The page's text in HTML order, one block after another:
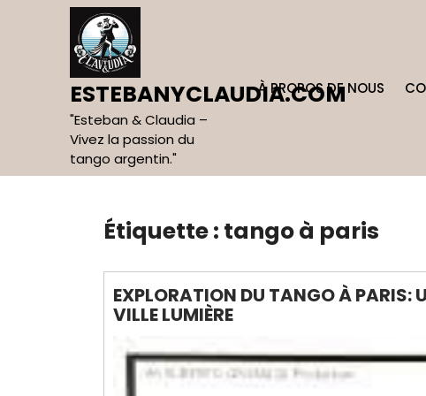
ESTEBANYCLAUDIA.COM
"Esteban & Claudia –
Vivez la passion du
tango argentin."
À PROPOS DE NOUS
Étiquette : tango à paris
EXPLORATION DU TANGO À PARIS:
VILLE LUMIÈRE